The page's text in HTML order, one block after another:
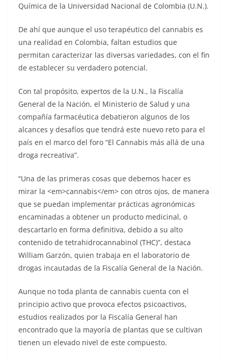
Química de la Universidad Nacional de Colombia (U.N.).
De ahí que aunque el uso terapéutico del cannabis es
una realidad en Colombia, faltan estudios que
permitan caracterizar las diversas variedades, con el fin
de establecer su verdadero potencial.
Con tal propósito, expertos de la U.N., la Fiscalía
General de la Nación, el Ministerio de Salud y una
compañía farmacéutica debatieron algunos de los
alcances y desafíos que tendrá este nuevo reto para el
país en el marco del foro “El Cannabis más allá de una
droga recreativa”.
“Una de las primeras cosas que debemos hacer es
mirar la <em>cannabis</em> con otros ojos, de manera
que se puedan implementar prácticas agronómicas
encaminadas a obtener un producto medicinal, o
descartarlo en forma definitiva, debido a su alto
contenido de tetrahidrocannabinol (THC)”, destaca
William Garzón, quien trabaja en el laboratorio de
drogas incautadas de la Fiscalía General de la Nación.
Aunque no toda planta de cannabis cuenta con el
principio activo que provoca efectos psicoactivos,
estudios realizados por la Fiscalía General han
encontrado que la mayoría de plantas que se cultivan
tienen un elevado nivel de este compuesto.